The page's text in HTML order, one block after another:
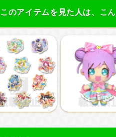
このアイテムを見た人は、こ